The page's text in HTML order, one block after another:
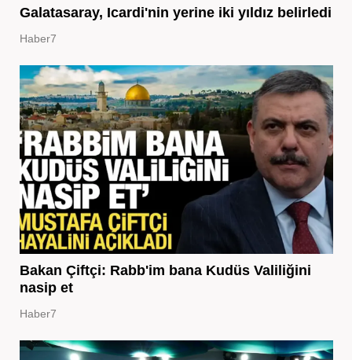
Galatasaray, Icardi'nin yerine iki yıldız belirledi
Haber7
Bakan Çiftçi: Rabb'im bana Kudüs Valiliğini
nasip et
Haber7